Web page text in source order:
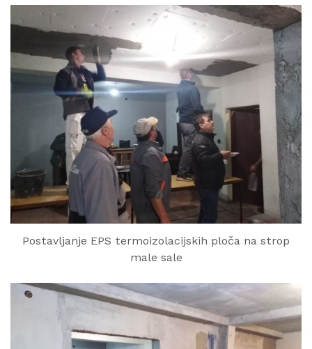
Postavljanje EPS termoizolacijskih ploča na strop
male sale